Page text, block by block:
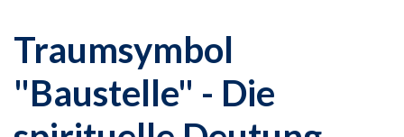
Traumsymbol
"Baustelle" - Die